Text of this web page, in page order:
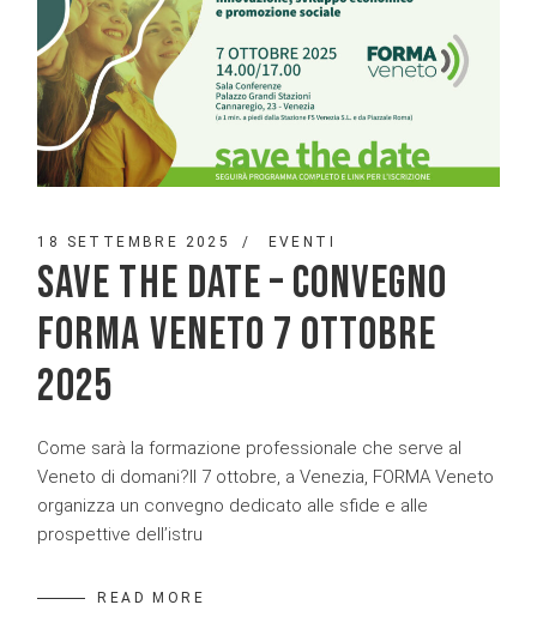
18 SETTEMBRE 2025 EVENTI
SAVE THE DATE – CONVEGNO
FORMA VENETO 7 OTTOBRE
2025
Come sarà la formazione professionale che serve al
Veneto di domani?Il 7 ottobre, a Venezia, FORMA Veneto
organizza un convegno dedicato alle sfide e alle
prospettive dell’istru
READ MORE